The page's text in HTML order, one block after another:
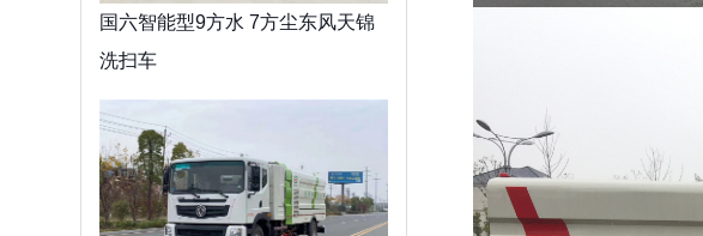
国六智能型9方水 7方尘东风天锦
洗扫车